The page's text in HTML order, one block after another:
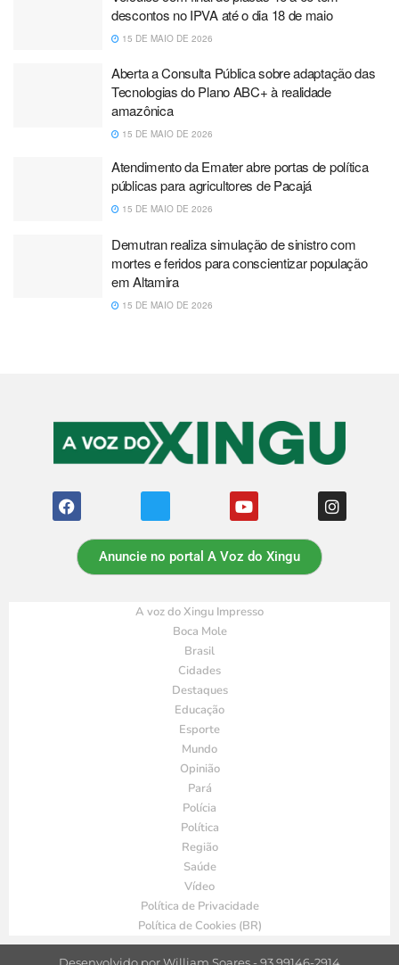
descontos no IPVA até o dia 18 de maio
15 DE MAIO DE 2026
Aberta a Consulta Pública sobre adaptação das
Tecnologias do Plano ABC+ à realidade
amazônica
15 DE MAIO DE 2026
Atendimento da Emater abre portas de política
públicas para agricultores de Pacajá
15 DE MAIO DE 2026
Demutran realiza simulação de sinistro com
mortes e feridos para conscientizar população
em Altamira
15 DE MAIO DE 2026
Anuncie no portal A Voz do Xingu
A voz do Xingu Impresso
Boca Mole
Brasil
Cidades
Destaques
Educação
Esporte
Mundo
Opinião
Pará
Polícia
Política
Região
Saúde
Vídeo
Política de Privacidade
Política de Cookies (BR)